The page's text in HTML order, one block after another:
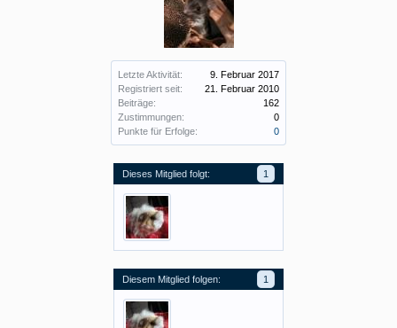
Letzte Aktivität:
9. Februar 2017
Registriert seit:
21. Februar 2010
Beiträge:
162
Zustimmungen:
0
Punkte für Erfolge:
0
Dieses Mitglied folgt: 1
Diesem Mitglied folgen: 1